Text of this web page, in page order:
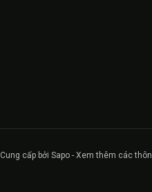
Cung cấp bởi Sapo - Xem thêm các